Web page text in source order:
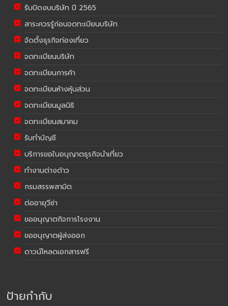
รับปิดงบบริษัท ปี 2565
สาระควรรู้ก่อนจดทะเบียนบริษัท
จัดตั้งธุรกิจท่องเที่ยว
จดทะเบียนบริษัท
จดทะเบียนการค้า
จดทะเบียนห้างหุ้นส่วน
จดทะเบียนมูลนิธิ
จดทะเบียนสมาคม
รับทำบัญชี
บริการขอใบอนุญาตธุรกิจนำเที่ยว
ทำงานต่างด้าว
กรมสรรพสามิต
ต่ออายุวีซ่า
ขออนุญาตกิจการโรงงาน
ขออนุญาตผู้ส่งออก
ดาวน์โหลดเอกสารฟรี
ป้ายกำกับ